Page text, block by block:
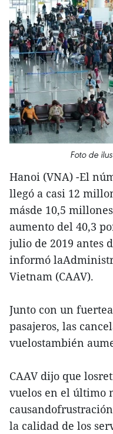
Foto de
Hanoi (VNA) -El
llegó a casi 12
másde 10,5
aumento del 40,3
julio de 2019 antes
informó
Vietnam (CAAV).
Junto con un
pasajeros, las
vuelostambién
CAAV dijo que
vuelos en el último
la calidad de los